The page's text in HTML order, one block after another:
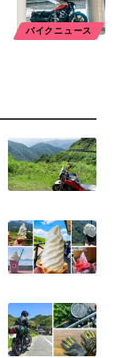
バイクニュース